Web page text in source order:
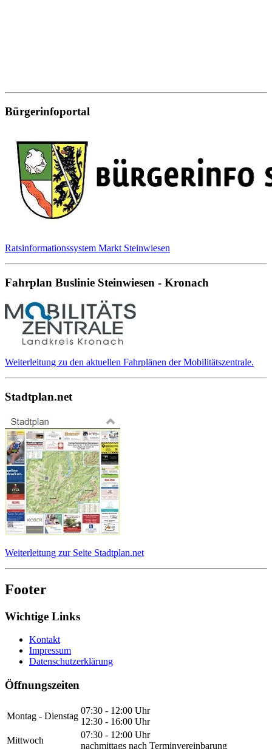
Bürgerinfoportal
Ratsinformationssystem Markt Steinwiesen
Fahrplan Buslinie Steinwiesen - Kronach
Weiterleitung zu den aktuellen Fahrplänen der Mobilitätszentrale.
Stadtplan.net
Weiterleitung zur Seite Stadtplan.net
Footer
Wichtige Links
Kontakt
Impressum
Datenschutzerklärung
Öffnungszeiten
Montag - Dienstag
07:30 - 12:00 Uhr
12:30 - 16:00 Uhr
Mittwoch
07:30 - 12:00 Uhr
nachmittags nach Terminvereinbarung